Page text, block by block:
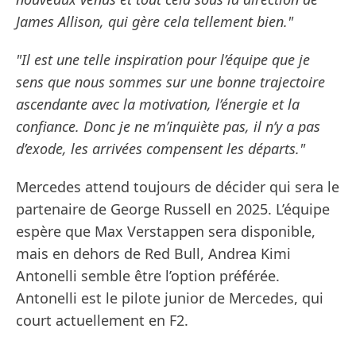
James Allison, qui gère cela tellement bien."
"Il est une telle inspiration pour l’équipe que je
sens que nous sommes sur une bonne trajectoire
ascendante avec la motivation, l’énergie et la
confiance. Donc je ne m’inquiète pas, il n’y a pas
d’exode, les arrivées compensent les départs."
Mercedes attend toujours de décider qui sera le
partenaire de George Russell en 2025. L’équipe
espère que Max Verstappen sera disponible,
mais en dehors de Red Bull, Andrea Kimi
Antonelli semble être l’option préférée.
Antonelli est le pilote junior de Mercedes, qui
court actuellement en F2.